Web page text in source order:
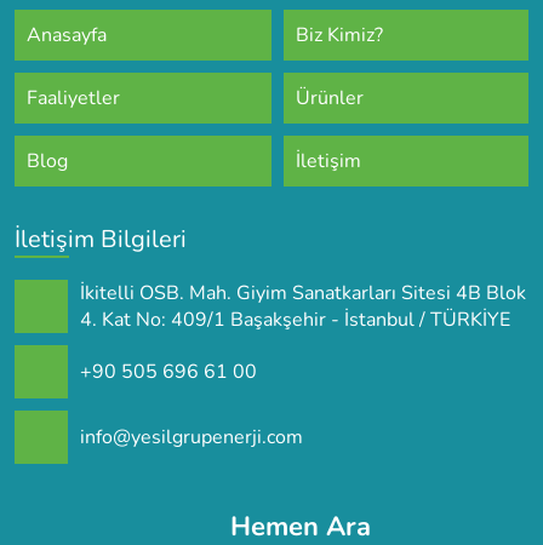
Anasayfa Biz Kimiz?
Faaliyetler Ürünler
Blog İletişim
İletişim Bilgileri
İkitelli OSB. Mah. Giyim Sanatkarları Sitesi 4B Blok
4. Kat No: 409/1 Başakşehir - İstanbul / TÜRKİYE
+90 505 696 61 00
info@yesilgrupenerji.com
Tüm Hakları Saklıdır.Web Tasarım: Click to Peak
Hemen Ara